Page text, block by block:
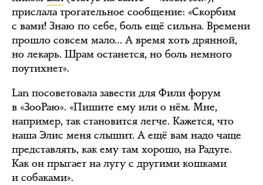
прислала трогательное сообщение: «Скорбим
с вами! Знаю по себе, боль ещё сильна. Времени
прошло совсем мало… А время хоть дрянной,
но лекарь. Шрам останется, но боль немного
поутихнет».
Lan посоветовала завести для Фили форум
в «ЗооРаю». «Пишите ему или о нём. Мне,
например, так становится легче. Кажется, что
наша Элис меня слышит. А ещё вам надо чаще
представлять, как ему там хорошо, на Радуге.
Как он прыгает на лугу с другими кошками
и собаками».